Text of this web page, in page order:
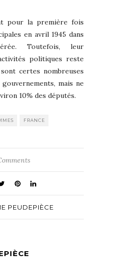
pour la première fois
en avril 1945 dans
Toutefois, leur
politiques reste
certes nombreuses
mais ne
10% des députés.
FRANCE
PEUDEPIÈCE